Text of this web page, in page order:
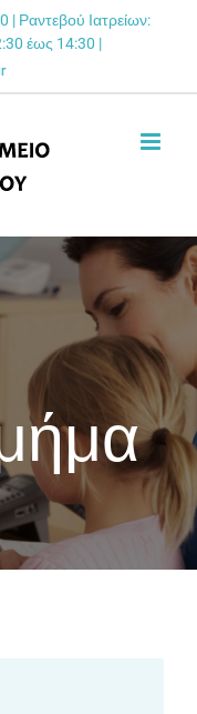
Ραντεβού Ιατρείων:
έως 14:30 |